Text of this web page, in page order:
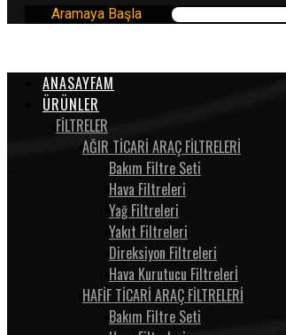
Aramaya Başla
ANASAYFAM
ÜRÜNLER
FİLTRELER
AĞIR TİCARİ ARAÇ FİLTRELERİ
Bakım Filtre Seti
Hava Filtreleri
Yağ Filtreleri
Yakıt Filtreleri
Direksiyon Filtreleri
Hava Kurutucu Filtrelerİ
HAFİF TİCARİ ARAÇ FİLTRELERİ
Bakım Filtre Seti